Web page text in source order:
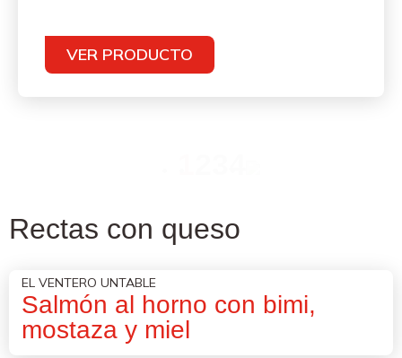
VER PRODUCTO
Rectas con queso
EL VENTERO UNTABLE
Salmón al horno con bimi,
mostaza y miel